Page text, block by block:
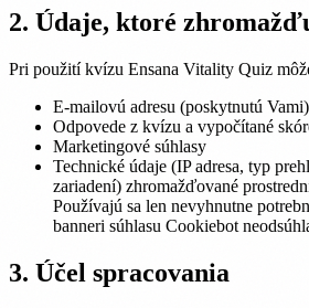
2. Údaje, ktoré
Pri použití kvízu Ensana Vitality Quiz
E-mailovú adresu (poskytnutú Vami)
Odpovede z kvízu a vypočítané
Marketingové súhlasy
Technické údaje (IP adresa, typ
zariadení) zhromažďované
Používajú sa len nevyhnutne
banneri súhlasu Cookiebot
3. Účel spracovania